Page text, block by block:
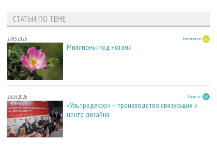
СТАТЬИ ПО ТЕМЕ
27.05.2026 Тема номера
Миллионы под ногами
23.03.2026 Развитие
«Ультрадекор» – производство связующих и
центр дизайна